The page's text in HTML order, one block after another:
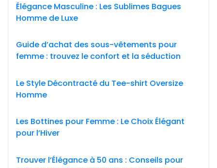
Élégance Masculine : Les Sublimes Bagues
Homme de Luxe
Guide d’achat des sous-vêtements pour
femme : trouvez le confort et la séduction
Le Style Décontracté du Tee-shirt Oversize
Homme
Les Bottines pour Femme : Le Choix Élégant
pour l’Hiver
Trouver l’Élégance à 50 ans : Conseils pour